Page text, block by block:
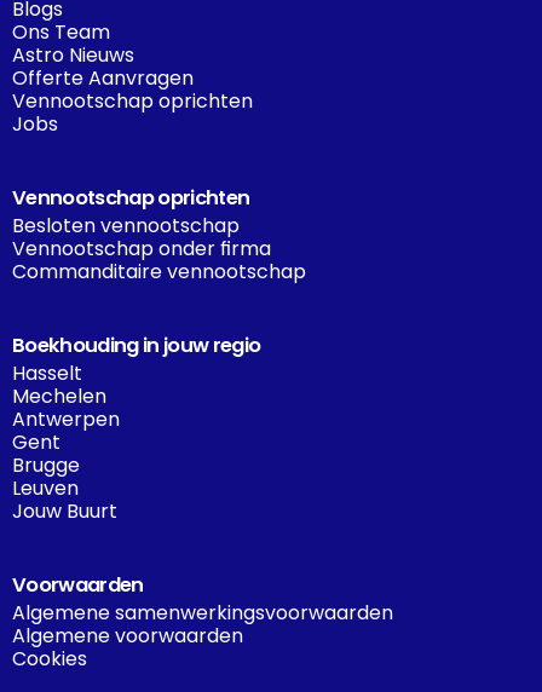
Blogs
Ons Team
Astro Nieuws
Offerte Aanvragen
Vennootschap oprichten
Jobs
Vennootschap oprichten
Besloten vennootschap
Vennootschap onder firma
Commanditaire vennootschap
Boekhouding in jouw regio
Hasselt
Mechelen
Antwerpen
Gent
Brugge
Leuven
Jouw Buurt
Voorwaarden
Algemene samenwerkingsvoorwaarden
Algemene voorwaarden
Cookies